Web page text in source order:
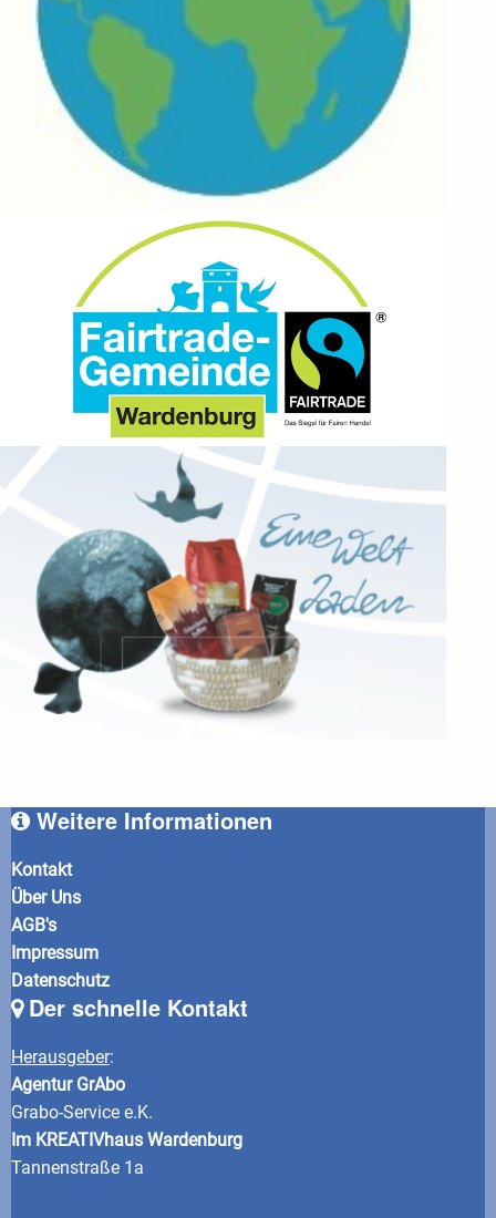
Weitere Informationen
Kontakt
Über Uns
AGB's
Impressum
Datenschutz
Der schnelle Kontakt
Herausgeber:
Agentur GrAbo
Grabo-Service e.K.
Im KREATIVhaus Wardenburg
Tannenstraße 1a